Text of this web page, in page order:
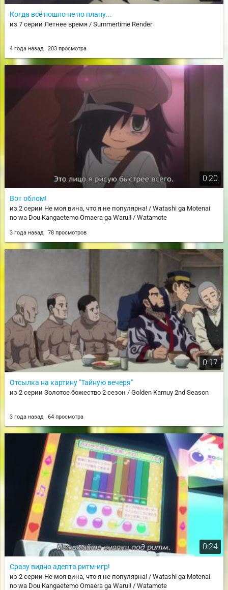
Когда всё пошло не по плану...
из 7 серии Летнее время / Summertime Render
4 года назад 203 просмотра
0:20
Вот облом!
из 2 серии Не моя вина, что я не популярна! / Watashi ga Motenai
no wa Dou Kangaetemo Omaera ga Warui! / Watamote
3 года назад 78 просмотров
0:17
Отсылка на картину "Тайную вечеря"
из 2 серии Золотое божество 2 сезон / Golden Kamuy 2nd Season
3 года назад 64 просмотра
0:24
Сразу видно адепта ритм-игр!
из 2 серии Не моя вина, что я не популярна! / Watashi ga Motenai
no wa Dou Kangaetemo Omaera ga Warui! / Watamote